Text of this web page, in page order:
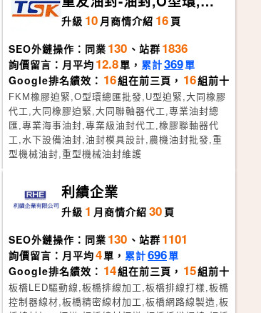
膠迫緊,U型迫緊,機械軸封
升級 10 月商情介紹 16 頁
SEO外鏈操作：同業 130 、站群 1836
詢價留言：月平均 12.8單， 累計369單
Google排名績效： 16組在前三頁， 16組前十
FKM橡膠迫緊,O型環總匯批發,U型迫緊,大同橡膠
代工,大同橡膠迫緊,大同聯軸器代工,專業油封總
匯,專業海事油封,專業級油封代工,橡膠聯軸器代
工,水下設備油封,油封模具設計,農機油封批發,重
型機械油封,重型機械油封維護
利績企業
升級 1 月商情介紹 30 頁
SEO外鏈操作：同業 130 、站群 1101
詢價留言：月平均4單， 累計696單
Google排名績效： 14組在前三頁， 15組前十
板橋LED驅動線,板橋排線加工,板橋排線打樣,板橋
控制器線材,板橋精密線材加工,板橋網路線製造,板